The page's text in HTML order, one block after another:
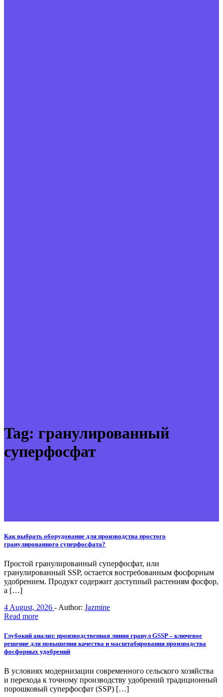
Tag: гранулированный
суперфосфат
Как выбрать оборудование для производства простого
гранулированного суперфосфата?
Простой гранулированный суперфосфат, или
гранулированный SSP, остается востребованным фосфорным
удобрением. Продукт содержит доступный растениям фосфор,
а […]
4 August, 2026 - Author: Jazmine
Read more
Глубокий анализ: производственная линия гранул GSSP – ключевое
решение для повышения качества и масштабирования производства
фосфорных удобрений
В условиях модернизации современного сельского хозяйства
и перехода к точному производству удобрений традиционный
порошковый суперфосфат (SSP) […]